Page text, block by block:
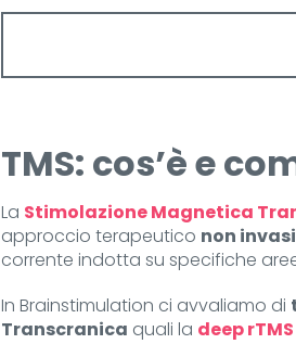
TMS: cos’è e
La Stimolazione Magnetica
approccio terapeutico non
corrente indotta su specifiche
In Brainstimulation ci avvaliamo di
Transcranica quali la deep rTMS